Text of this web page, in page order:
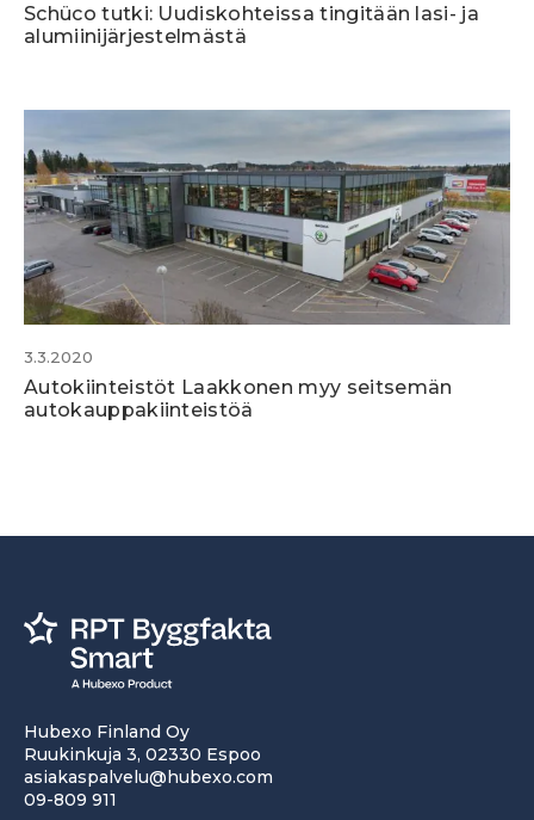
Schüco tutki: Uudiskohteissa tingitään lasi- ja
alumiinijärjestelmästä
3.3.2020
Autokiinteistöt Laakkonen myy seitsemän
autokauppakiinteistöä
Hubexo Finland Oy
Ruukinkuja 3, 02330 Espoo
asiakaspalvelu@hubexo.com
09-809 911